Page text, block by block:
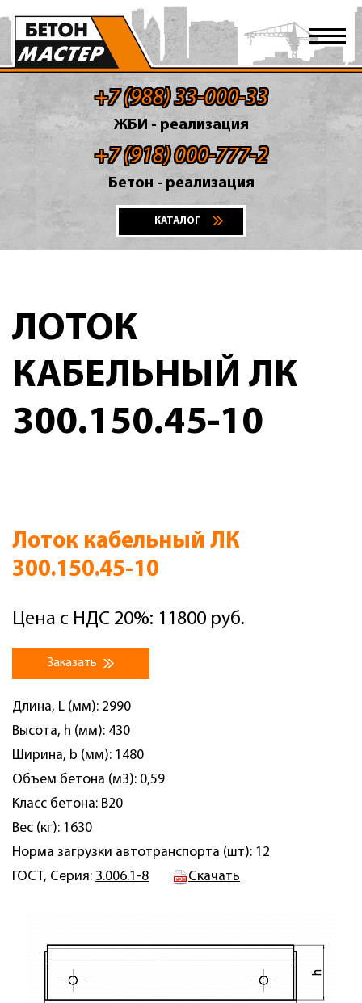
+7 (988) 33-000-33
ЖБИ - реализация
+7 (918) 000-777-2
Бетон - реализация
КАТАЛОГ
ЛОТОК
КАБЕЛЬНЫЙ ЛК
300.150.45-10
Лоток кабельный ЛК
300.150.45-10
Цена с НДС 20%: 11800 руб.
Заказать
Длина, L (мм): 2990
Высота, h (мм): 430
Ширина, b (мм): 1480
Объем бетона (м3): 0,59
Класс бетона: B20
Вес (кг): 1630
Норма загрузки автотранспорта (шт): 12
ГОСТ, Серия: 3.006.1-8 Скачать